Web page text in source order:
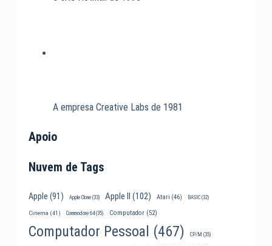
A empresa Creative Labs de 1981
Apoio
Nuvem de Tags
Apple (91) Apple Clone(33) Apple II (102) Atari (46) BASIC(32)
Cinema (41) Commodore 64(35) Computador(52)
Computador Pessoal (467) CP/M (35)